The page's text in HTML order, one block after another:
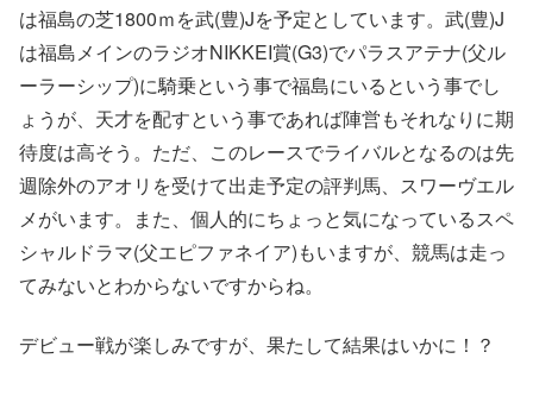
は福島の芝1800ｍを武(豊)Jを予定としています。武(豊)J
は福島メインのラジオNIKKEI賞(G3)でパラスアテナ(父ル
ーラーシップ)に騎乗という事で福島にいるという事でし
ょうが、天才を配すという事であれば陣営もそれなりに期
待度は高そう。ただ、このレースでライバルとなるのは先
週除外のアオリを受けて出走予定の評判馬、スワーヴエル
メがいます。また、個人的にちょっと気になっているスペ
シャルドラマ(父エピファネイア)もいますが、競馬は走っ
てみないとわからないですからね。
デビュー戦が楽しみですが、果たして結果はいかに！？